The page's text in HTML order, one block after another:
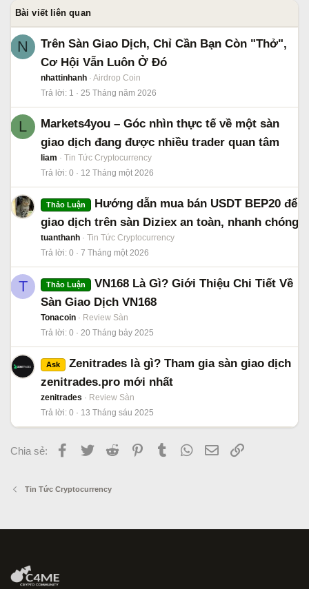
Bài viết liên quan
N
Trên Sàn Giao Dịch, Chỉ Cần Bạn Còn "Thở",
Cơ Hội Vẫn Luôn Ở Đó
nhattinhanh
Airdrop Coin
Trả lời 1 25 Tháng năm 2026
L
Markets4you – Góc nhìn thực tế về một sàn
giao dịch đang được nhiều trader quan tâm
liam
Tin Tức Cryptocurrency
Trả lời 0 12 Tháng một 2026
Thảo Luận
Hướng dẫn mua bán USDT BEP20 để
giao dịch trên sàn Diziex an toàn, nhanh chóng
tuanthanh
Tin Tức Cryptocurrency
Trả lời 0 7 Tháng một 2026
T Thảo Luận
VN168 Là Gì? Giới Thiệu Chi Tiết Về
Sàn Giao Dịch VN168
Tonacoin
Review Sàn
Trả lời 0 20 Tháng bảy 2025
Ask
Zenitrades là gì? Tham gia sàn giao dịch
zenitrades.pro mới nhất
zenitrades
Review Sàn
Trả lời 0 13 Tháng sáu 2025
Chia sẻ: Facebook
Twitter Reddit PinterestTumblr WhatsApp
Email
Tin Tức Cryptocurrency